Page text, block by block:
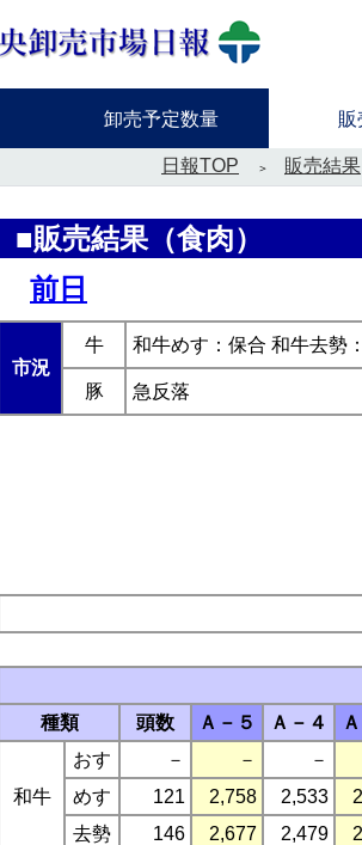
卸売予定数量 販
日報TOP 販売結果
■販売結果（食肉）
前日
市況
牛 和牛めす：保合 和牛去勢
豚 急反落
種類 頭数 Ａ－５ Ａ－４
和牛
おす － －
－
めす
121 2,758 2,533
去勢
146 2,677 2,479